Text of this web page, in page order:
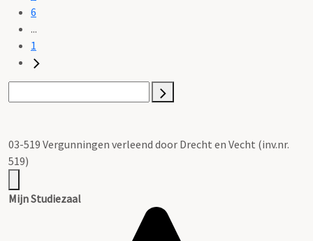
6
...
1
03-519 Vergunningen verleend door Drecht en Vecht (inv.nr.
519)
Mijn Studiezaal